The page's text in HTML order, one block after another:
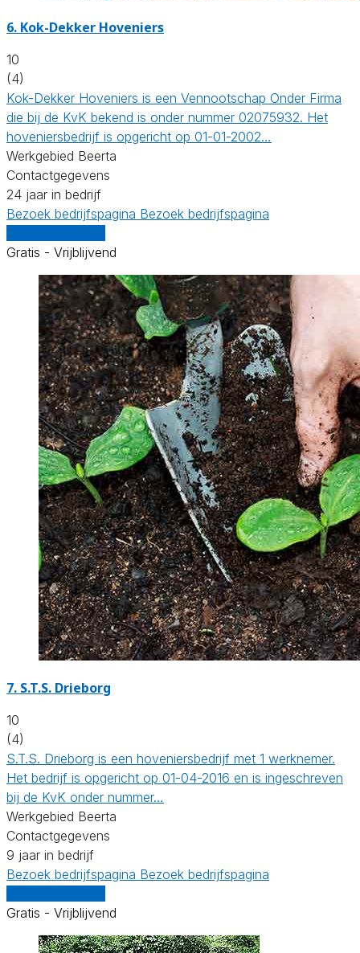
6. Kok-Dekker Hoveniers
10
(4)
Kok-Dekker Hoveniers is een Vennootschap Onder Firma
die bij de KvK bekend is onder nummer 02075932. Het
hoveniersbedrijf is opgericht op 01-01-2002…
Werkgebied Beerta
Contactgegevens
24 jaar in bedrijf
Bezoek bedrijfspagina Bezoek bedrijfspagina
Gratis - Vrijblijvend
7. S.T.S. Drieborg
10
(4)
S.T.S. Drieborg is een hoveniersbedrijf met 1 werknemer.
Het bedrijf is opgericht op 01-04-2016 en is ingeschreven
bij de KvK onder nummer…
Werkgebied Beerta
Contactgegevens
9 jaar in bedrijf
Bezoek bedrijfspagina Bezoek bedrijfspagina
Gratis - Vrijblijvend